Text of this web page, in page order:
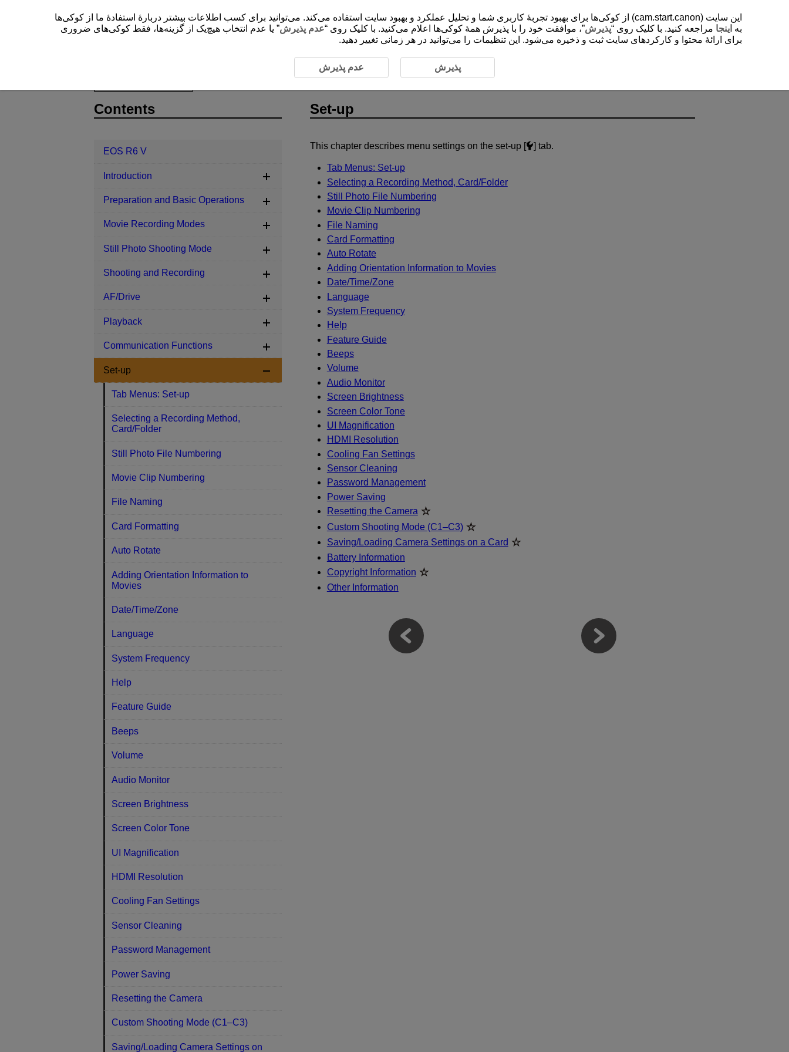
Set-up
This chapter describes menu settings on the set-up [ ] tab.
Tab Menus: Set-up
Selecting a Recording Method, Card/Folder
Still Photo File Numbering
Movie Clip Numbering
File Naming
Card Formatting
Auto Rotate
Adding Orientation Information to Movies
Date/Time/Zone
Language
System Frequency
Help
Feature Guide
Beeps
Volume
Audio Monitor
Screen Brightness
Screen Color Tone
UI Magnification
HDMI Resolution
Cooling Fan Settings
Sensor Cleaning
Password Management
Power Saving
Resetting the Camera
Custom Shooting Mode (C1–C3)
Saving/Loading Camera Settings on a Card
Battery Information
Copyright Information
Other Information
Contents
EOS R6 V
Introduction
Preparation and Basic Operations
Movie Recording Modes
Still Photo Shooting Mode
Shooting and Recording
AF/Drive
Playback
Communication Functions
Set-up
Tab Menus: Set-up
Selecting a Recording Method,
Card/Folder
Still Photo File Numbering
Movie Clip Numbering
File Naming
Card Formatting
Auto Rotate
Adding Orientation Information to
Movies
Date/Time/Zone
Language
System Frequency
Help
Feature Guide
Beeps
Volume
Audio Monitor
Screen Brightness
Screen Color Tone
UI Magnification
HDMI Resolution
Cooling Fan Settings
Sensor Cleaning
Password Management
Power Saving
Resetting the Camera
Custom Shooting Mode (C1–C3)
Saving/Loading Camera Settings on
این سایت (cam.start.canon) از کوکی‌ها برای بهبود تجربۀ کاربری شما و تحلیل عملکرد و بهبود سایت استفاده می‌کند. می‌توانید برای کسب اطلاعات بیشتر دربارۀ استفادۀ ما از کوکی‌ها
به اینجا مراجعه کنید. با کلیک روی “پذیرش”، موافقت خود را با پذیرش همۀ کوکی‌ها اعلام می‌کنید. با کلیک روی “عدم پذیرش” یا عدم انتخاب هیچ‌یک از گزینه‌ها، فقط کوکی‌های ضروری
برای ارائۀ محتوا و کارکردهای سایت ثبت و ذخیره می‌شود. این تنظیمات را می‌توانید در هر زمانی تغییر دهید.
پذیرش عدم پذیرش